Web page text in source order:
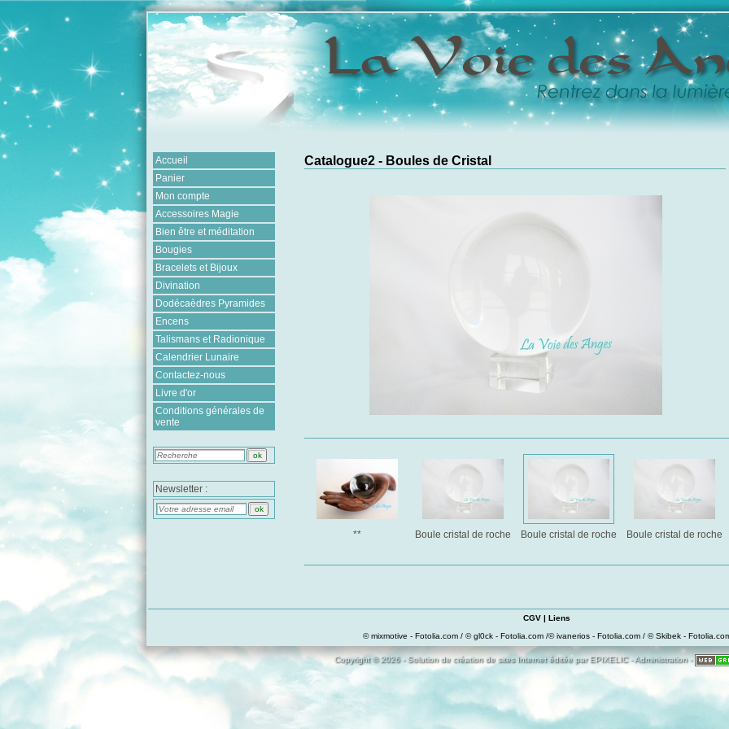
Accueil
Panier
Mon compte
Accessoires Magie
Bien être et méditation
Bougies
Bracelets et Bijoux
Divination
Dodécaèdres Pyramides
Encens
Talismans et Radionique
Calendrier Lunaire
Contactez-nous
Livre d'or
Conditions générales de
vente
Newsletter :
Catalogue2 - Boules de Cristal
** Boule cristal de roche Boule cristal de roche Boule cristal de roche
CGV | Liens
© mixmotive - Fotolia.com / © gl0ck - Fotolia.com /© ivanerios - Fotolia.com / © Skibek -
Copyright © 2026 - Solution de création de sites Internet éditée par EPIXELIC- Administration-